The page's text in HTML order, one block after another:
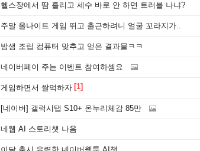
헬스장에서 땀 흘리고 세수 바로 안 하면 트러블 나냐?
주말 올나이트 게임 뛰고 출근하려니 얼굴 꼬라지가..
밤샘 조립 컴퓨터 맞추고 얻은 결과물ㅋㅋ
네이버페이 주는 이벤트 참여하셈요
게임하면서 쌀먹하자 [1]
[네이버] 갤럭시탭 S10+ 온누리체감 85만
네웹 AI 스토리챗 나옴